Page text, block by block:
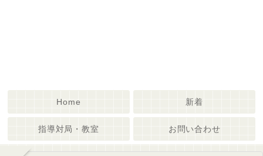
Home 新着
指導対局・教室 お問い合わせ